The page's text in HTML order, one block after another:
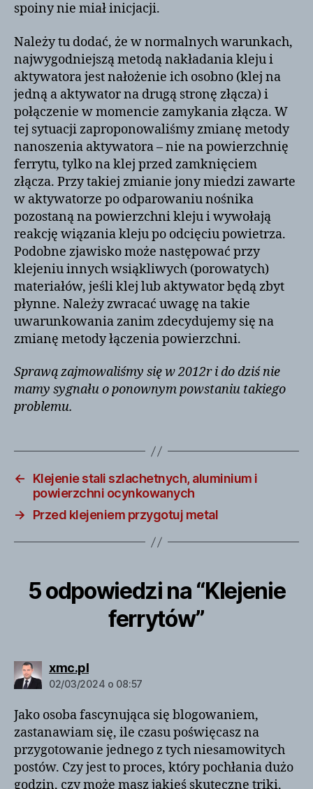
spoiny nie miał inicjacji.
Należy tu dodać, że w normalnych warunkach,
najwygodniejszą metodą nakładania kleju i
aktywatora jest nałożenie ich osobno (klej na
jedną a aktywator na drugą stronę złącza) i
połączenie w momencie zamykania złącza. W
tej sytuacji zaproponowaliśmy zmianę metody
nanoszenia aktywatora – nie na powierzchnię
ferrytu, tylko na klej przed zamknięciem
złącza. Przy takiej zmianie jony miedzi zawarte
w aktywatorze po odparowaniu nośnika
pozostaną na powierzchni kleju i wywołają
reakcję wiązania kleju po odcięciu powietrza.
Podobne zjawisko może następować przy
klejeniu innych wsiąkliwych (porowatych)
materiałów, jeśli klej lub aktywator będą zbyt
płynne. Należy zwracać uwagę na takie
uwarunkowania zanim zdecydujemy się na
zmianę metody łączenia powierzchni.
Sprawą zajmowaliśmy się w 2012r i do dziś nie
mamy sygnału o ponownym powstaniu takiego
problemu.
←
Klejenie stali szlachetnych, aluminium i
powierzchni ocynkowanych
→
Przed klejeniem przygotuj metal
5 odpowiedzi na “Klejenie
ferrytów”
xmc.plkomentarz:
02/03/2024 o 08:57
Jako osoba fascynująca się blogowaniem,
zastanawiam się, ile czasu poświęcasz na
przygotowanie jednego z tych niesamowitych
postów. Czy jest to proces, który pochłania dużo
godzin, czy może masz jakieś skuteczne triki,